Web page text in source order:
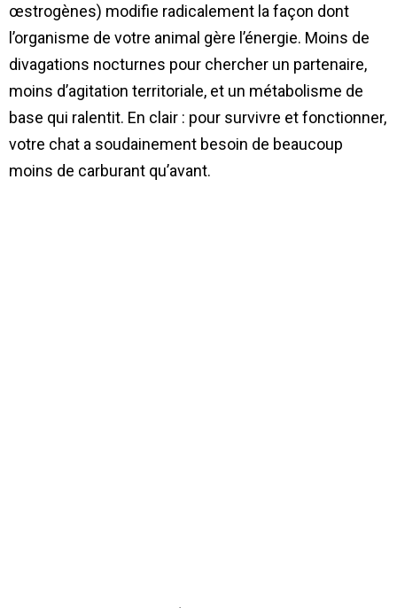
œstrogènes) modifie radicalement la façon dont
l’organisme de votre animal gère l’énergie. Moins de
divagations nocturnes pour chercher un partenaire,
moins d’agitation territoriale, et un métabolisme de
base qui ralentit. En clair : pour survivre et fonctionner,
votre chat a soudainement besoin de beaucoup
moins de carburant qu’avant.